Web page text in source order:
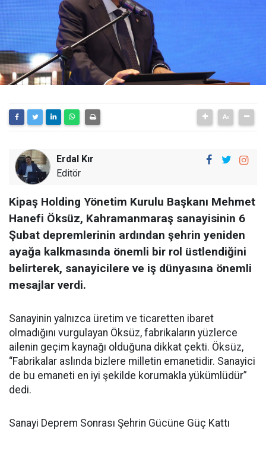
Erdal Kır
Editör
Kipaş Holding Yönetim Kurulu Başkanı Mehmet
Hanefi Öksüz, Kahramanmaraş sanayisinin 6
Şubat depremlerinin ardından şehrin yeniden
ayağa kalkmasında önemli bir rol üstlendiğini
belirterek, sanayicilere ve iş dünyasına önemli
mesajlar verdi.
Sanayinin yalnızca üretim ve ticaretten ibaret
olmadığını vurgulayan Öksüz, fabrikaların yüzlerce
ailenin geçim kaynağı olduğuna dikkat çekti. Öksüz,
“Fabrikalar aslında bizlere milletin emanetidir. Sanayici
de bu emaneti en iyi şekilde korumakla yükümlüdür”
dedi.
Sanayi Deprem Sonrası Şehrin Gücüne Güç Kattı